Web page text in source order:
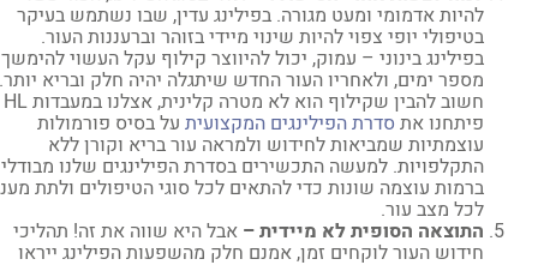
להיות אדמומי ומעט מגורה. בפילינג עדין, שבו נשתמש בעיקר
בטיפולי יופי צפוי להיות שינוי מיידי בזוהר וברעננות העור.
בפילינג בינוני – עמוק, יכול להיווצר קילוף עקל העשוי להימשך
מספר ימים, ולאחריו העור החדש שיתגלה יהיה חלק ובריא יותר.
חשוב להבין שקילוף הוא לא מטרה קלינית, אצלנו במעבדות HL
פיתחנו אתסדרת הפילינגים המקצועיתעל בסיס פורמולות
עוצמתיות שמביאות לחידוש ולמראה עור בריא וקורן ללא
התקלפויות. למעשה התכשירים בסדרת הפילינגים שלנו מבודלים
ברמות עוצמה שונות כדי להתאים לכל סוגי הטיפולים ולתת מענה
לכל מצב עור.
התוצאה הסופית לא מיידית –אבל היא שווה את זה! תהליכי
חידוש העור לוקחים זמן, אמנם חלק מהשפעות הפילינג ייראו